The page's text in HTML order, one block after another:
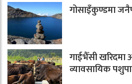
गोसाइँकुण्डमा
गाईभैँसी खरिदमा
व्यावसायिक